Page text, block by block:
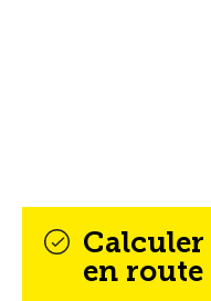
en route